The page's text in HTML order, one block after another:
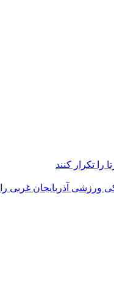
تکرار کنند
ورزشی آذربایجان غربی را